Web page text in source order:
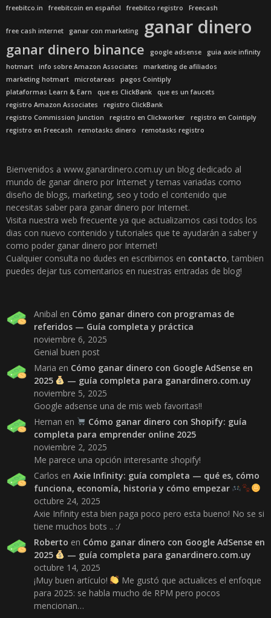
freebitco.in
freebitcoin en español freebitco registro Freecash
free cash internet ganar con marketing ganar dinero
ganar dinero binance google adsense
guia axie infinity
hotmart
info sobre Amazon Associates
marketing de afiliados
marketing hotmart
microtareas
pagos Cointiply
plataformas Learn & Earn
que es ClickBank
que es un faucets
registro Amazon Associates
registro ClickBank
registro Commission Junction
registro en Clickworker
registro en Cointiply
registro en Freecash
remotasks dinero remotasks registro
Bienvenidos a www.ganardinero.com.uy un blog dedicado al
mundo de ganar dinero por Internet y temas variadas como
diseño de blogs, marketing, seo y todo el contenido que
necesitas saber para ganar dinero por Internet.
Visita nuestra web frecuente ya que actualizamos casi todos los
dias con nuevo contenido y tutoriales que te ayudarán a saber y
como poder ganar dinero por Internet!
Cualquier consulta no dudes en escribirnos en contacto, tambien
puedes dejar tus comentarios en nuestras entradas de blog!
Anibal en Cómo ganar dinero con programas de
referidos — Guía completa y práctica
noviembre 6, 2025
Genial buen post
Maria en Cómo ganar dinero con Google AdSense en
2025
— guía completa para ganardinero.com.uy
noviembre 5, 2025
Google adsense una de mis web favoritas!!
Hernan en
Cómo ganar dinero con Shopify: guía
completa para emprender online 2025
noviembre 2, 2025
Me parece una opción interesante shopify!
Carlos en Axie Infinity: guía completa — qué es, cómo
funciona, economía, historia y cómo empezar
octubre 24, 2025
Axie Infinity esta bien paga poco pero esta bueno! No se si
tiene muchos bots .. :/
Roberto en Cómo ganar dinero con Google AdSense en
2025
— guía completa para ganardinero.com.uy
octubre 14, 2025
¡Muy buen artículo!
Me gustó que actualices el enfoque
para 2025: se habla mucho de RPM pero pocos
mencionan…